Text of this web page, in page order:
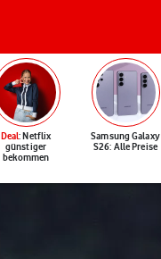
Deal: Netflix
günstiger
bekommen
Samsung Galaxy
S26: Alle Preise